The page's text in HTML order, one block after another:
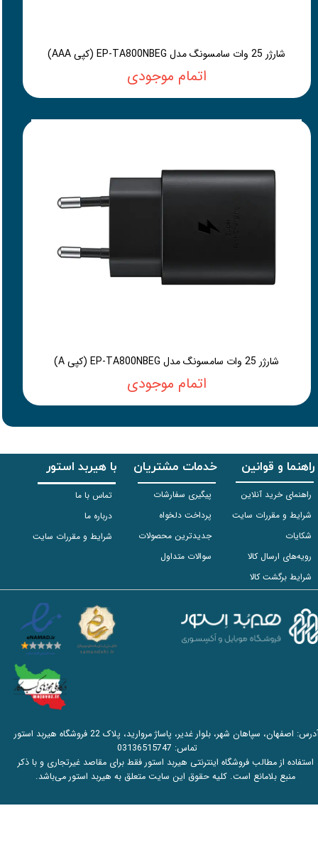
شارژر 25 وات سامسونگ مدل EP-TA800NBEG (کپی AAA)
اتمام موجودی
شارژر 25 وات سامسونگ مدل EP-TA800NBEG (کپی A)
اتمام موجودی
راهنما و قوانین
راهنمای خرید آنلاین
شرایط و مقررات سایت
شکایات
رویه‌های ارسال کالا
شرایط برگشت کالا
خدمات مشتریان
پیگیری سفارشات
پرداخت دلخواه
جدیدترین محصولات
سوالات متداول
با هیربد استور
تماس با ما
درباره ما
شرایط و مقررات سایت
آدرس: اصفهان، سپاهان شهر، بلوار غدیر، پاساژ مروارید، پلاک 22 فروشگاه هیربد استور
تماس: 03136515747
استفاده از مطالب فروشگاه اینترنتی هیربد استور فقط برای مقاصد غیرتجاری و با ذکر
منبع بلامانع است. کلیه حقوق این سایت متعلق به هیربد استور می‌باشد.​​​​​​​